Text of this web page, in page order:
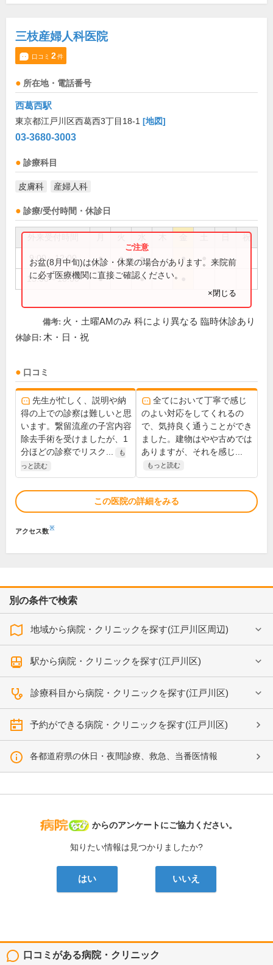
三枝産婦人科医院
口コミ 2件
所在地・電話番号
西葛西駅
東京都江戸川区西葛西3丁目18-1 [地図]
03-3680-3003
診療科目
皮膚科 産婦人科
診療/受付時間・休診日
祝
9:00～12:00 ● ● ● ●
15:00～18:00 ● ●
お盆(8月中旬)は休診・休業の場合があります。来院前
に必ず医療機関に直接ご確認ください。
×閉じる
備考: 火・土曜AMのみ 科により異なる 臨時休診あり
休診日: 木・日・祝
口コミ
先生が忙しく、説明や納
得の上での診察は難しいと思
います。繋留流産の子宮内容
除去手術を受けましたが、1
分ほどの診察でリスク...
も
っと読む
全てにおいて丁寧で感じ
のよい対応をしてくれるの
で、気持良く通うことができ
ました。建物はやや古めでは
ありますが、それを感じ...
もっと読む
この医院の詳細をみる
アクセス数※
別の条件で検索
地域から病院・クリニックを探す(江戸川区周辺)
駅から病院・クリニックを探す(江戸川区)
診療科目から病院・クリニックを探す(江戸川区)
予約ができる病院・クリニックを探す(江戸川区)
各都道府県の休日・夜間診療、救急、当番医情報
病院なび
からのアンケートにご協力ください。
知りたい情報は見つかりましたか?
はい いいえ
口コミがある病院・クリニック